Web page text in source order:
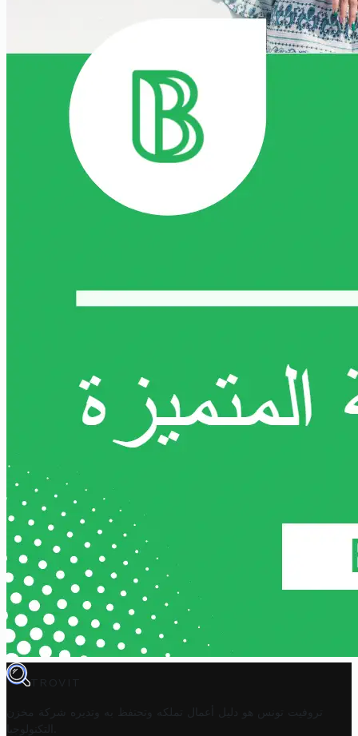
TROVIT
تروفيت تونس هو دليل أعمال تملكه وتحتفظ به وتديره
شركة مخزن
التكنولوجيا